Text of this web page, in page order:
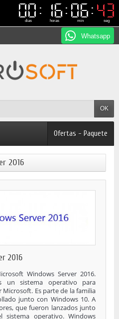
00
00
dias
16
16
horas
06
06
min
42
42
seg
Whatsapp
OK
Ofertas - Paquete
2016
2016
Windows Server 2016.
un sistema operativo para
Es parte de la familia
junto con Windows 10. A
que fueron lanzados junto
sistema operativo. Windows